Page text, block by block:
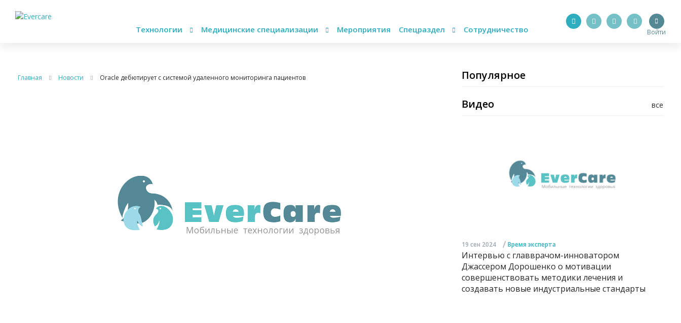
Технологии Медицинские специализации Мероприятия Спецраздел Сотрудничество Войти
Главная Новости Oracle дебютирует с системой удаленного мониторинга пациентов Популярное
все
Видео
19 сен 2024 / Время эксперта
Интервью с главврачом-инноватором
Джассером Дорошенко о мотивации
совершенствовать методики лечения и
создавать новые индустриальные стандарты